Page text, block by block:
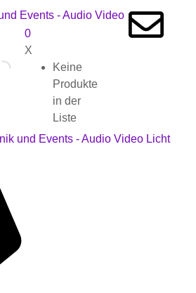
0
X
Keine
Produkte
in der
Liste